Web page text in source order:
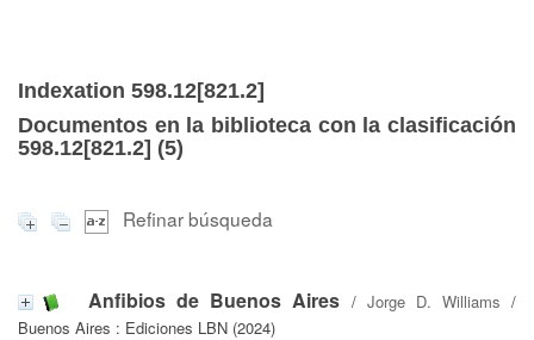
Indexation 598.12[821.2]
Documentos en la biblioteca con la clasificación
598.12[821.2] (5)
Refinar búsqueda
Anfibios de Buenos Aires / Jorge D. Williams /
Buenos Aires : Ediciones LBN (2024)